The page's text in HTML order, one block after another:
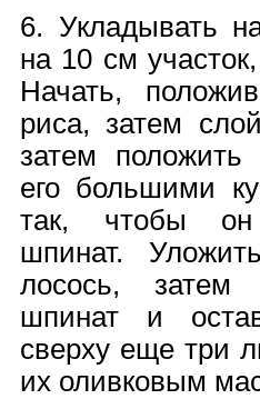
6. Укладывать
на 10 см
Начать,
риса, затем
затем положить
его большими
так, чтобы он
шпинат.
лосось, затем
шпинат и
сверху еще три
их оливковым